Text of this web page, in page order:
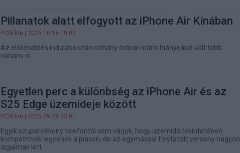
Pillanatok alatt elfogyott az iPhone Air Kínában
PCW.lite | 2025.10.18 19:02
Az előrendelés indulása után néhány órával máris hiánycikké vált több
variáns is.
Egyetlen perc a különbség az iPhone Air és az
S25 Edge üzemideje között
PCW.lite | 2025.09.28 22:01
Egyik szupervékony telefontól sem várjuk, hogy üzemidő tekintetében
kompetitívek legyenek a piacon, de az egymással folytatott verseny nagyon
izgalmas lett.